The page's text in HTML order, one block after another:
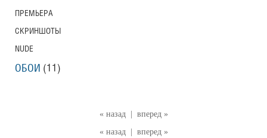
« назад
вперед »
« назад
вперед »
ПРЕМЬЕРА
СКРИНШОТЫ
NUDE
ОБОИ (11)